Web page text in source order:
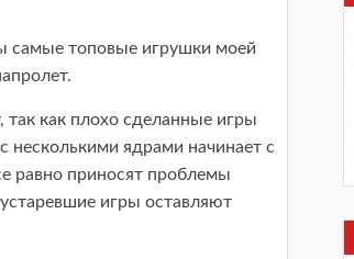
самые топовые игрушки моей
как плохо сделанные игры
ядрами начинает с
равно приносят проблемы
игры оставляют